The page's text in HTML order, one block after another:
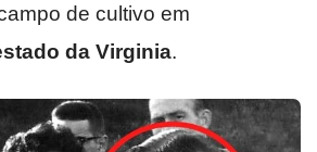
de cultivo em
da Virginia.